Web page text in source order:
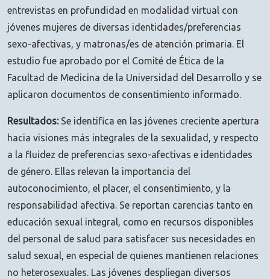
entrevistas en profundidad en modalidad virtual con
jóvenes mujeres de diversas identidades/preferencias
sexo-afectivas, y matronas/es de atención primaria. El
estudio fue aprobado por el Comité de Ética de la
Facultad de Medicina de la Universidad del Desarrollo y se
aplicaron documentos de consentimiento informado.
Resultados:Se identifica en las jóvenes creciente apertura
hacia visiones más integrales de la sexualidad, y respecto
a la fluidez de preferencias sexo-afectivas e identidades
de género. Ellas relevan la importancia del
autoconocimiento, el placer, el consentimiento, y la
responsabilidad afectiva. Se reportan carencias tanto en
educación sexual integral, como en recursos disponibles
del personal de salud para satisfacer sus necesidades en
salud sexual, en especial de quienes mantienen relaciones
no heterosexuales. Las jóvenes despliegan diversos